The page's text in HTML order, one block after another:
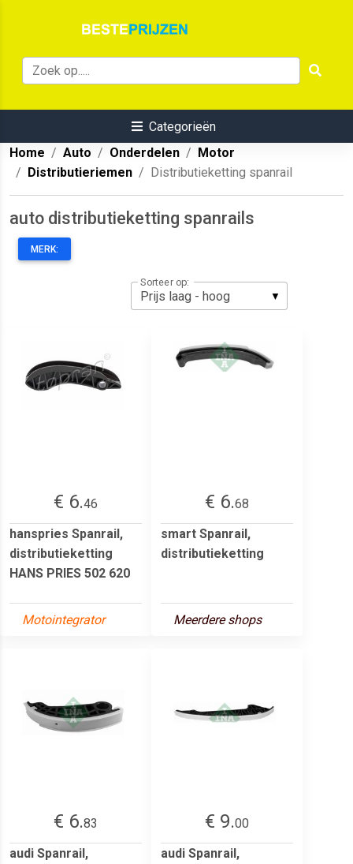
Categorieën
Home
Auto Onderdelen
Motor
Distributieriemen
Distributieketting spanrail
auto distributieketting spanrails
MERK:
Sorteer op:
€ 6.46
hanspries Spanrail,
distributieketting
HANS PRIES 502 620
Motointegrator
€ 6.68
smart Spanrail,
distributieketting
Meerdere shops
€ 6.83
audi Spanrail,
€ 9.00
audi Spanrail,